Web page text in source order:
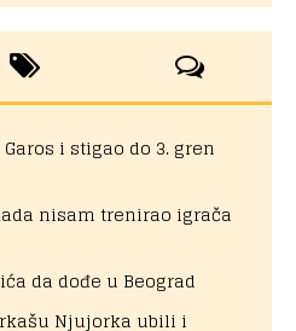
i stigao do 3. gren
nisam trenirao igrača
da dođe u Beograd
Njujorka ubili i